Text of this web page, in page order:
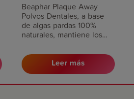
Beaphar Plaque Away
Polvos Dentales, a base
de algas pardas 100%
naturales, mantiene los
y ayuda a prevenir la
placa. Su uso diario
estimula el proceso
natural de limpieza de la
Leer más